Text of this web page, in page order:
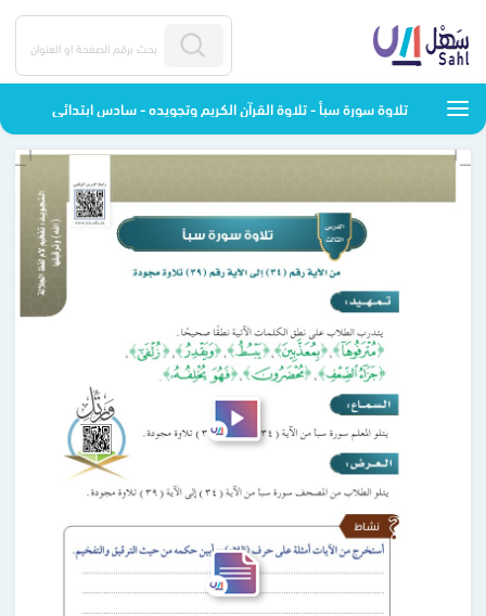
تلاوة سورة سبأ - تلاوة القرآن الكريم وتجويده - سادس ابتدائي